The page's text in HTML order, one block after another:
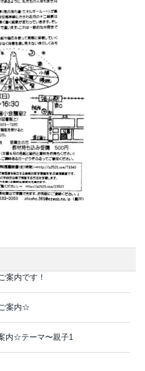
案内です！
案内☆
内☆テーマ〜親子1